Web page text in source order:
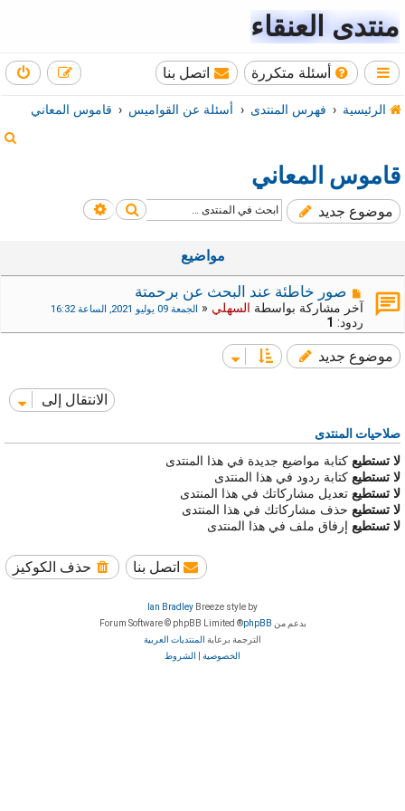
منتدى العنقاء
أسئلة متكررة اتصل بنا
الرئيسية فهرس المنتدى أسئلة عن القواميس
قاموس المعاني
قاموس المعاني
موضوع جديد بحث بحث متقدم
مواضيع
صور خاطئة عند البحث عن برحمتة
آخر مشاركة بواسطة السهلي « الجمعة 09 يوليو 2021, الساعة 16:32
ردود: 1
موضوع جديد
الانتقال إلى
صلاحيات المنتدى
لا تستطيع كتابة مواضيع جديدة في هذا المنتدى
لا تستطيع كتابة ردود في هذا المنتدى
لا تستطيع تعديل مشاركاتك في هذا المنتدى
لا تستطيع حذف مشاركاتك في هذا المنتدى
لا تستطيع إرفاق ملف في هذا المنتدى
حذف الكوكيز اتصل بنا
Breeze style by
Ian Bradley
بدعم من phpBB
® Forum Software © phpBB Limited
الترجمة برعاية المنتديات العربية
الخصوصية
الشروط